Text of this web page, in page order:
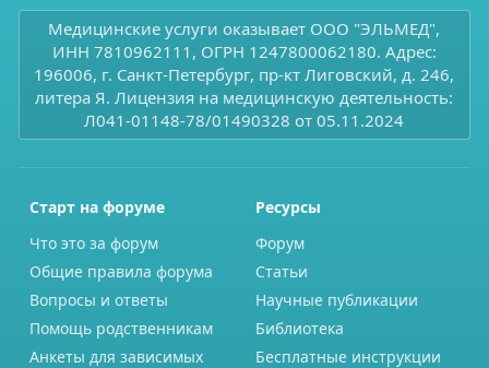
Медицинские услуги оказывает ООО "ЭЛЬМЕД",
ИНН 7810962111, ОГРН 1247800062180. Адрес:
196006, г. Санкт-Петербург, пр-кт Лиговский, д. 246,
литера Я. Лицензия на медицинскую деятельность:
Л041-01148-78/01490328 от 05.11.2024
Старт на форуме
Что это за форум
Общие правила форума
Вопросы и ответы
Помощь родственникам
Анкеты для зависимых
Ресурсы
Форум
Статьи
Научные публикации
Библиотека
Бесплатные инструкции